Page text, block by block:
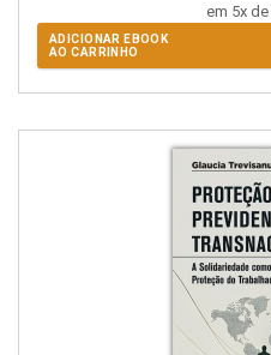
em 5x
ADICIONAR EBOOK
AO CARRINHO